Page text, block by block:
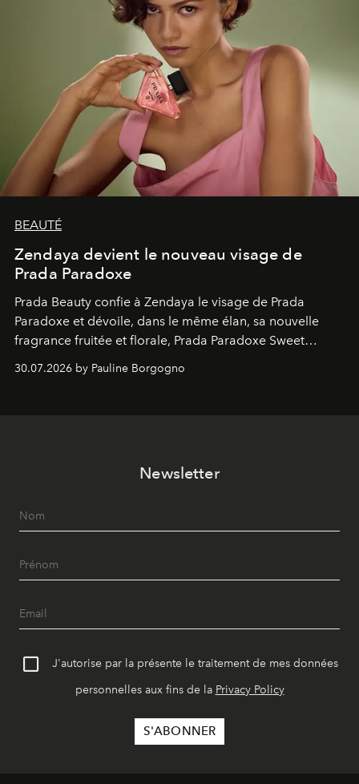
BEAUTÉ
Zendaya devient le nouveau visage de
Prada Paradoxe
Prada Beauty confie à Zendaya le visage de Prada
Paradoxe et dévoile, dans le même élan, sa nouvelle
fragrance fruitée et florale, Prada Paradoxe Sweet
30.07.2026 by Pauline Borgogno
Newsletter
J'autorise par la présente le traitement de mes données
personnelles aux fins de la Privacy Policy